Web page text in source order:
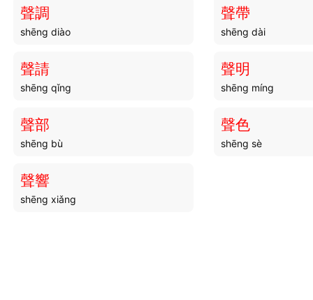
聲調
shēng diào
聲帶
shēng dài
聲請
shēng qǐng
聲明
shēng míng
聲部
shēng bù
聲色
shēng sè
聲響
shēng xiǎng